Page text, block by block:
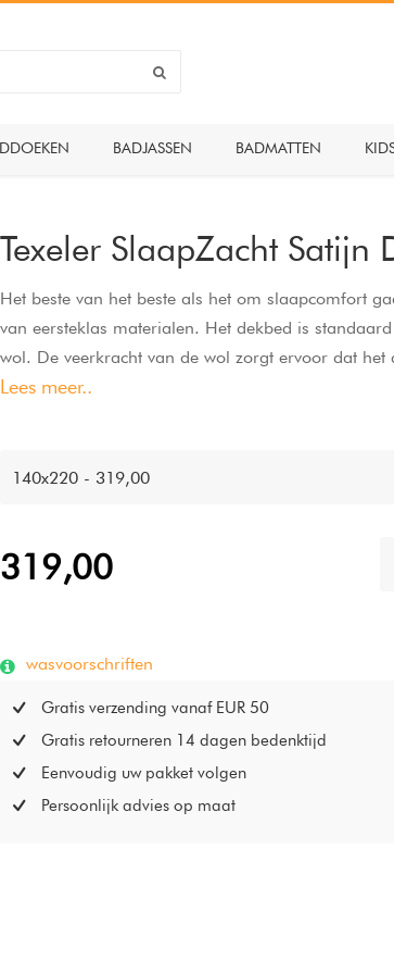
BADJASSEN BADMATTEN
Texeler SlaapZacht Satijn
Het beste van het beste als het om slaapcomfort
van eersteklas materialen. Het dekbed is
wol. De veerkracht van de wol zorgt ervoor dat het
hoogwaardige edelsatijnen tijk (hoes) en de
Deze twee delen rits je gemakkelijk aan elkaar. Zo
winterdekbed met een vulling van 700 gr/m2.
Lees meer..
140x220 - 319,00
319,00
wasvoorschriften
Gratis verzending vanaf EUR 50
Gratis retourneren 14 dagen bedenktijd
Eenvoudig uw pakket volgen
Persoonlijk advies op maat